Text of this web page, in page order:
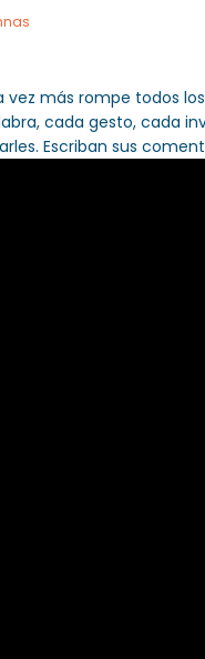
vez más rompe todos
cada gesto, cada
Escriban sus